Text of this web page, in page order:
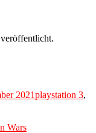
veröffentlicht.
2021playstation 3,
Wars